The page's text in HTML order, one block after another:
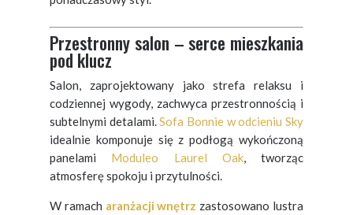
Przestronny salon – serce mieszkania
pod klucz
Salon, zaprojektowany jako strefa relaksu i
codziennej wygody, zachwyca przestronnością i
subtelnymi detalami.Sofa Bonnie w odcieniu Sky
idealnie komponuje się z podłogą wykończoną
panelami Moduleo Laurel Oak, tworząc
atmosferę spokoju i przytulności.
W ramach aranżacji wnętrz zastosowano lustra